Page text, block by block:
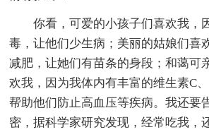
你看，可爱的小孩子们喜欢我，
毒，让他们少生病；美丽的姑娘们喜
减肥，让她们有苗条的身段；和蔼可
欢我，因为我体内有丰富的维生素C
帮助他们防止高血压等疾病。我还要
密，据科学家研究发现，经常吃我，